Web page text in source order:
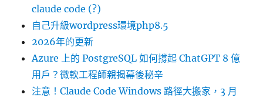
claude code (?)
自己升級wordpress環境php8.5
2026年的更新
Azure 上的 PostgreSQL 如何撐起 ChatGPT 8 億
用戶？微軟工程師親揭幕後秘辛
注意！Claude Code Windows 路徑大搬家，3 月